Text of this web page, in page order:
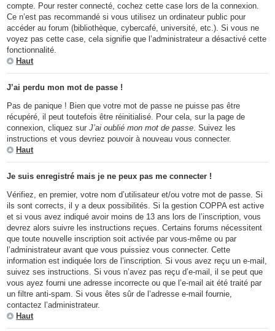
compte. Pour rester connecté, cochez cette case lors de la connexion.
Ce n’est pas recommandé si vous utilisez un ordinateur public pour
accéder au forum (bibliothèque, cybercafé, université, etc.). Si vous ne
voyez pas cette case, cela signifie que l’administrateur a désactivé cette
fonctionnalité.
Haut
J’ai perdu mon mot de passe !
Pas de panique ! Bien que votre mot de passe ne puisse pas être
récupéré, il peut toutefois être réinitialisé. Pour cela, sur la page de
connexion, cliquez surJ’ai oublié mon mot de passe . Suivez les
instructions et vous devriez pouvoir à nouveau vous connecter.
Haut
Je suis enregistré mais je ne peux pas me connecter !
Vérifiez, en premier, votre nom d’utilisateur et/ou votre mot de passe. Si
ils sont corrects, il y a deux possibilités. Si la gestion COPPA est active
et si vous avez indiqué avoir moins de 13 ans lors de l’inscription, vous
devrez alors suivre les instructions reçues. Certains forums nécessitent
que toute nouvelle inscription soit activée par vous-même ou par
l’administrateur avant que vous puissiez vous connecter. Cette
information est indiquée lors de l’inscription. Si vous avez reçu un e-mail,
suivez ses instructions. Si vous n’avez pas reçu d’e-mail, il se peut que
vous ayez fourni une adresse incorrecte ou que l’e-mail ait été traité par
un filtre anti-spam. Si vous êtes sûr de l’adresse e-mail fournie,
contactez l’administrateur.
Haut